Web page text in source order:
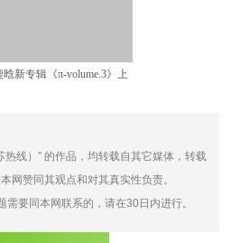
晗新专辑《π-volume.3》上
线）” 的作品，均转载自其它媒体，转载
网赞同其观点和对其真实性负责。
要同本网联系的，请在30日内进行。